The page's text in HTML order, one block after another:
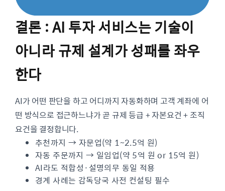
결론 : AI 투자 서비스는 기술이
아니라 규제 설계가 성패를 좌우
한다
AI가 어떤 판단을 하고 어디까지 자동화하며 고객 계좌에 어
떤 방식으로 접근하느냐가 곧 규제 등급 + 자본요건 + 조직
요건을 결정합니다.
추천까지 → 자문업(약 1~2.5억 원)
자동 주문까지 → 일임업(약 5억 원 or 15억 원)
AI라도 적합성·설명의무 동일 적용
경계 사례는 감독당국 사전 컨설팅 필수